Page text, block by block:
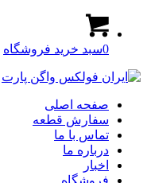
0سبد خرید فروشگاه
صفحه اصلی
سفارش قطعه
تماس با ما
درباره ما
اخبار
فروشگاه